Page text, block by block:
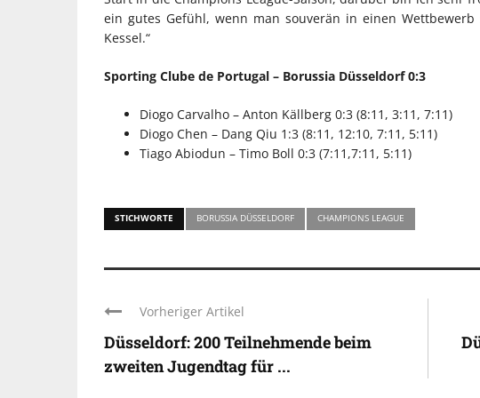
ein gutes Gefühl, wenn man souverän in einen
Kessel.“
Sporting Clube de Portugal – Borussia Düsseldorf 0:3
Diogo Carvalho – Anton Källberg 0:3 (8:11, 3:11, 7:11)
Diogo Chen – Dang Qiu 1:3 (8:11, 12:10, 7:11, 5:11)
Tiago Abiodun – Timo Boll 0:3 (7:11,7:11, 5:11)
STICHWORTE BORUSSIA DÜSSELDORF CHAMPIONS LEAGUE
Vorheriger Artikel
Düsseldorf: 200 Teilnehmende beim
zweiten Jugendtag für ...